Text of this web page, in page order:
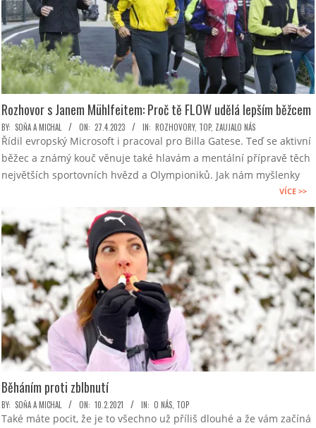
Rozhovor s Janem Mühlfeitem: Proč tě FLOW udělá lepším běžcem
2023-
04-
27
BY: SOŇA A MICHAL ON: 27.4.2023 IN: ROZHOVORY, TOP, ZAUJALO NÁS
Řídil evropský Microsoft i pracoval pro Billa Gatese. Teď se aktivní
běžec a známý kouč věnuje také hlavám a mentální přípravě těch
největších sportovních hvězd a Olympioniků. Jak nám myšlenky
VÍCE >>
Běháním proti zblbnutí
2021-
02-
BY: SOŇA A MICHAL ON: 10.2.2021 IN: O NÁS, TOP
Také máte pocit, že je to všechno už příliš dlouhé a že vám začíná